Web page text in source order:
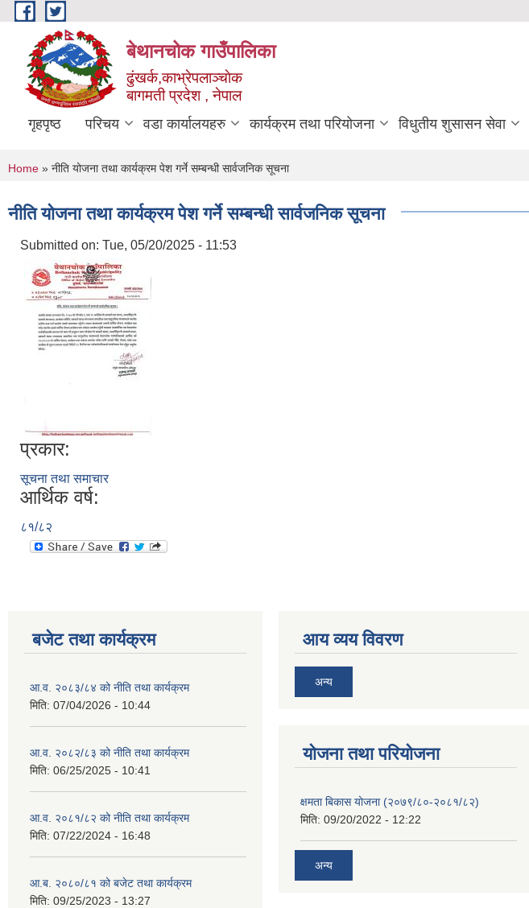
Skip to main content
बेथानचोक गाउँपालिका
ढुंखर्क,काभ्रेपलाञ्चाेक
बागमती प्रदेश , नेपाल
गृहपृष्ठ परिचय वडा कार्यालयहरु कार्यक्रम तथा परियोजना विधुतीय शुसासन सेवा
You are here
Home » नीति योजना तथा कार्यक्रम पेश गर्ने सम्बन्धी सार्वजनिक सूचना
नीति योजना तथा कार्यक्रम पेश गर्ने सम्बन्धी सार्वजनिक सूचना
Submitted on: Tue, 05/20/2025 - 11:53
प्रकार:
सूचना तथा समाचार
आर्थिक वर्ष:
८१/८२
बजेट तथा कार्यक्रम
आ.व. २०८३/८४ को नीति तथा कार्यक्रम
मिति: 07/04/2026 - 10:44
आ.व. २०८२/८३ को नीति तथा कार्यक्रम
मिति: 06/25/2025 - 10:41
आ.व. २०८१/८२ को नीति तथा कार्यक्रम
मिति: 07/22/2024 - 16:48
आ.ब. २०८०/८१ को बजेट तथा कार्यक्रम
मिति: 09/25/2023 - 13:27
आय व्यय विवरण
अन्य
याेजना तथा परियाेजना
क्षमता बिकास योजना (२०७९/८०-२०८१/८२)
मिति: 09/20/2022 - 12:22
अन्य